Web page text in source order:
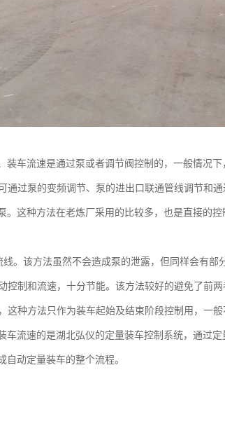
车流速是通过泵或者调节阀控制的，一般情况下
通过泵的变频调节、泵的进出口联通管线调节和
。这种方法在老炼厂采用的比较多，也是直接的
。该方法虽然不会造成泵的泄露，但同样会有部
控制和流速，十分节能。该方法较好的避免了前两
这种方法只作为装车起始及结束阶段控制用，一般
车流速的是湖北弘仪的定量装车控制系统，通过
自动定量装车的整个流程。